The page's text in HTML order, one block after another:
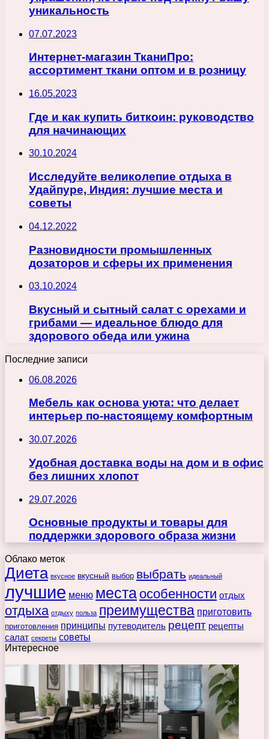
уникальность
07.07.2023
Интернет-магазин ТканиПро:
ассортимент ткани оптом и в розницу
16.05.2023
Где и как купить биткоин: руководство
для начинающих
30.10.2024
Исследуйте великолепие отдыха в
Удайпуре, Индия: лучшие места и
советы
04.12.2022
Разновидности промышленных
дозаторов и сферы их применения
03.10.2024
Вкусный и сытный салат с орехами и
грибами — идеальное блюдо для
здорового обеда или ужина
Последние записи
06.08.2026
Мебель как основа уюта: что делает
интерьер по-настоящему комфортным
30.07.2026
Удобная доставка воды на дом и в офис
без лишних хлопот
29.07.2026
Основные продукты и товары для
поддержки здорового образа жизни
Облако меток
Диета вкусное вкусный выбор выбрать идеальный
лучшие меню места особенности отдых
отдыха отдыху польза преимущества приготовить
приготовления принципы путеводитель рецепт рецепты
салат секреты советы
Интересное